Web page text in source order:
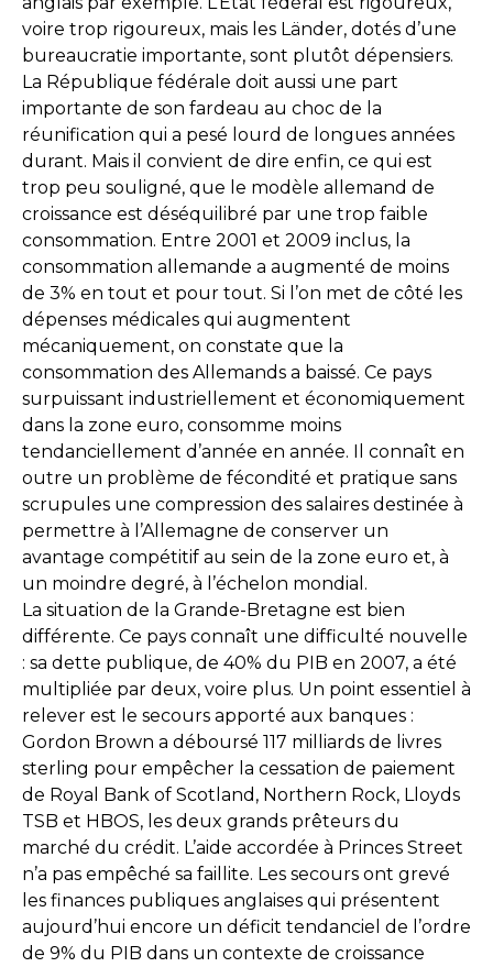
voire trop rigoureux, mais les Länder, dotés d’une
bureaucratie importante, sont plutôt dépensiers.
La République fédérale doit aussi une part
importante de son fardeau au choc de la
réunification qui a pesé lourd de longues années
durant. Mais il convient de dire enfin, ce qui est
trop peu souligné, que le modèle allemand de
croissance est déséquilibré par une trop faible
consommation. Entre 2001 et 2009 inclus, la
consommation allemande a augmenté de moins
de 3% en tout et pour tout. Si l’on met de côté les
dépenses médicales qui augmentent
mécaniquement, on constate que la
consommation des Allemands a baissé. Ce pays
surpuissant industriellement et économiquement
dans la zone euro, consomme moins
tendanciellement d’année en année. Il connaît en
outre un problème de fécondité et pratique sans
scrupules une compression des salaires destinée à
permettre à l’Allemagne de conserver un
avantage compétitif au sein de la zone euro et, à
un moindre degré, à l’échelon mondial.
La situation de la Grande-Bretagne est bien
différente. Ce pays connaît une difficulté nouvelle
: sa dette publique, de 40% du PIB en 2007, a été
multipliée par deux, voire plus. Un point essentiel à
relever est le secours apporté aux banques :
Gordon Brown a déboursé 117 milliards de livres
sterling pour empêcher la cessation de paiement
de Royal Bank of Scotland, Northern Rock, Lloyds
TSB et HBOS, les deux grands prêteurs du
marché du crédit. L’aide accordée à Princes Street
n’a pas empêché sa faillite. Les secours ont grevé
les finances publiques anglaises qui présentent
aujourd’hui encore un déficit tendanciel de l’ordre
de 9% du PIB dans un contexte de croissance